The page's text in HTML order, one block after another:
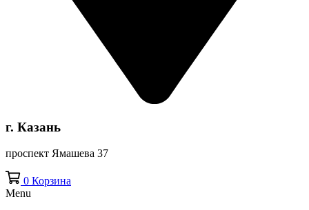
г. Казань
проспект Ямашева 37
0 Корзина
Menu